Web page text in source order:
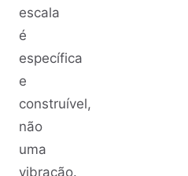
escala
é
específica
e
construível,
não
uma
vibração.